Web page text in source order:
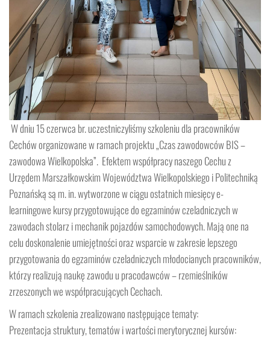
W dniu 15 czerwca br. uczestniczyliśmy szkoleniu dla pracowników
Cechów organizowane w ramach projektu „Czas zawodowców BIS –
zawodowa Wielkopolska”. Efektem współpracy naszego Cechu z
Urzędem Marszałkowskim Województwa Wielkopolskiego i Politechniką
Poznańską są m. in. wytworzone w ciągu ostatnich miesięcy e-
learningowe kursy przygotowujące do egzaminów czeladniczych w
zawodach stolarz i mechanik pojazdów samochodowych. Mają one na
celu doskonalenie umiejętności oraz wsparcie w zakresie lepszego
przygotowania do egzaminów czeladniczych młodocianych pracowników,
którzy realizują naukę zawodu u pracodawców – rzemieślników
zrzeszonych we współpracujących Cechach.
W ramach szkolenia zrealizowano następujące tematy:
Prezentacja struktury, tematów i wartości merytorycznej kursów: